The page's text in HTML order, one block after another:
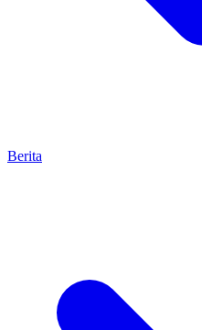
Berita